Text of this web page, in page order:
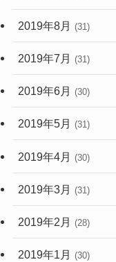
2019年8月 (31)
2019年7月 (31)
2019年6月 (30)
2019年5月 (31)
2019年4月 (30)
2019年3月 (31)
2019年2月 (28)
2019年1月 (30)